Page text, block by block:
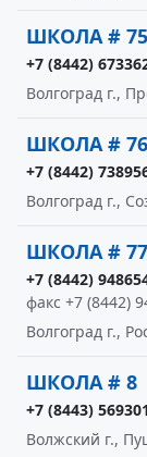
ШКОЛА # 75
+7 (8442)
Волгоград г.,
ШКОЛА # 76
+7 (8442)
Волгоград г.,
ШКОЛА # 77
+7 (8442)
факс +7 (8442)
Волгоград г.,
ШКОЛА # 8
+7 (8443) 569301
Волжский г.,